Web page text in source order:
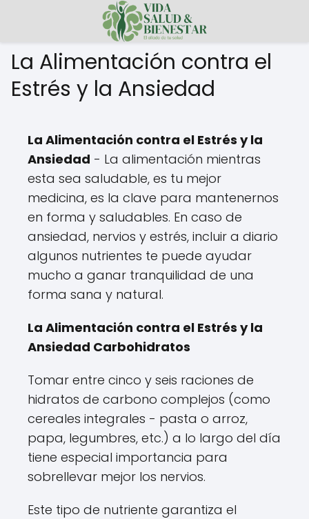
La Alimentación contra el
Estrés y la Ansiedad
La Alimentación contra el Estrés y la
Ansiedad - La alimentación mientras
esta sea saludable, es tu mejor
medicina, es la clave para mantenernos
en forma y saludables. En caso de
ansiedad, nervios y estrés, incluir a diario
algunos nutrientes te puede ayudar
mucho a ganar tranquilidad de una
forma sana y natural.
La Alimentación contra el Estrés y la
Ansiedad Carbohidratos
Tomar entre cinco y seis raciones de
hidratos de carbono complejos (como
cereales integrales - pasta o arroz,
papa, legumbres, etc.) a lo largo del día
tiene especial importancia para
sobrellevar mejor los nervios.
Este tipo de nutriente garantiza el